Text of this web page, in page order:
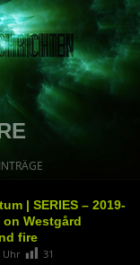
| SERIES – 2019-
on Westgård
fire
Uhr 31